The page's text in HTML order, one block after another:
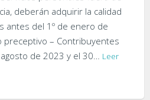
deberán adquirir la calidad
antes del 1º de enero de
preceptivo – Contribuyentes
de 2023 y el 30… Leer